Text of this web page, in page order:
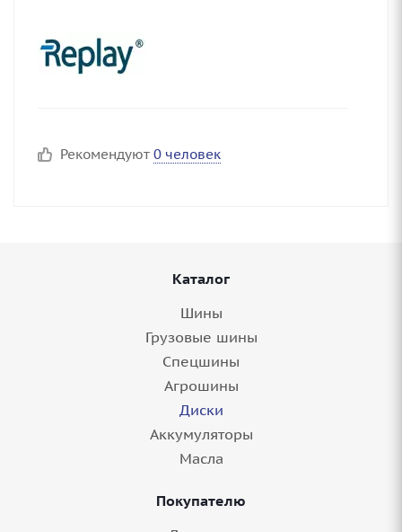
Рекомендуют 0 человек
Каталог
Шины
Грузовые шины
Спецшины
Агрошины
Диски
Аккумуляторы
Масла
Покупателю